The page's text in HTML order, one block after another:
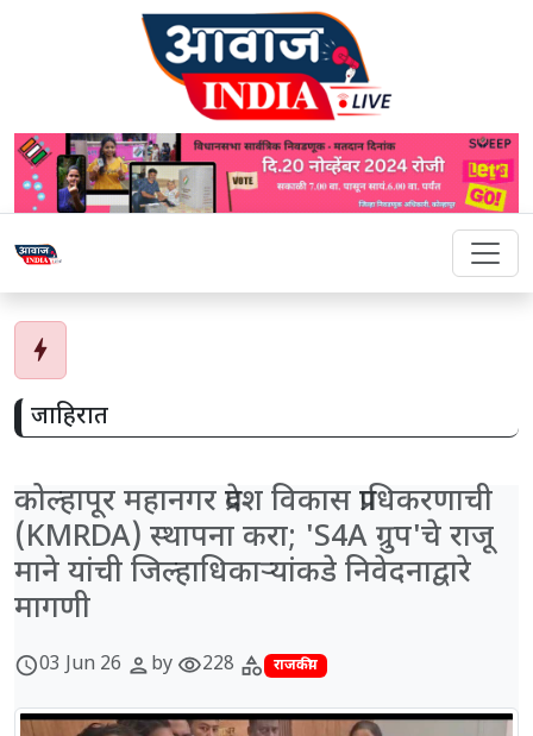
bolt
जाहिरात
कोल्हापूर महानगर प्रदेश विकास प्राधिकरणाची
(KMRDA) स्थापना करा; 'S4A ग्रुप'चे राजू
माने यांची जिल्हाधिकाऱ्यांकडे निवेदनाद्वारे
मागणी
schedule03 Jun 26 personby visibility228 category राजकीय